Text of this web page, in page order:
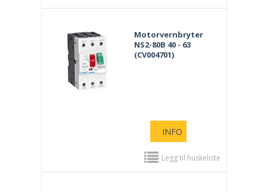
Motorvernbryter
NS2-80B 40 - 63
(CV004701)
INFO
Legg til huskeliste